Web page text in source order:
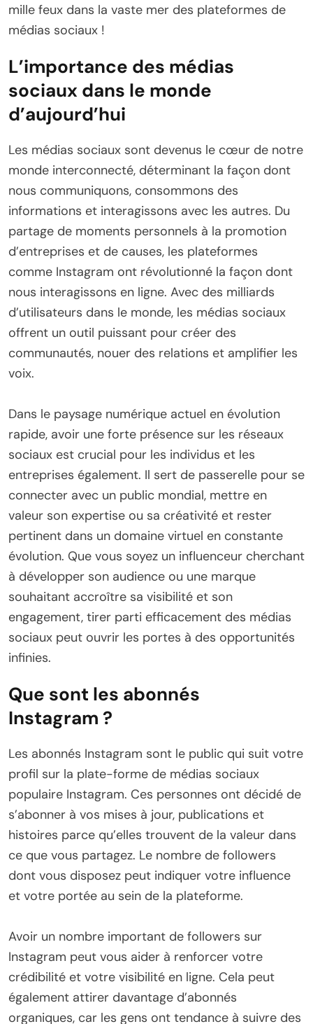
mille feux dans la vaste mer des plateformes de
médias sociaux !
L’importance des médias
sociaux dans le monde
d’aujourd’hui
Les médias sociaux sont devenus le cœur de notre
monde interconnecté, déterminant la façon dont
nous communiquons, consommons des
informations et interagissons avec les autres. Du
partage de moments personnels à la promotion
d’entreprises et de causes, les plateformes
comme Instagram ont révolutionné la façon dont
nous interagissons en ligne. Avec des milliards
d’utilisateurs dans le monde, les médias sociaux
offrent un outil puissant pour créer des
communautés, nouer des relations et amplifier les
voix.
Dans le paysage numérique actuel en évolution
rapide, avoir une forte présence sur les réseaux
sociaux est crucial pour les individus et les
entreprises également. Il sert de passerelle pour se
connecter avec un public mondial, mettre en
valeur son expertise ou sa créativité et rester
pertinent dans un domaine virtuel en constante
évolution. Que vous soyez un influenceur cherchant
à développer son audience ou une marque
souhaitant accroître sa visibilité et son
engagement, tirer parti efficacement des médias
sociaux peut ouvrir les portes à des opportunités
infinies.
Que sont les abonnés
Instagram ?
Les abonnés Instagram sont le public qui suit votre
profil sur la plate-forme de médias sociaux
populaire Instagram. Ces personnes ont décidé de
s’abonner à vos mises à jour, publications et
histoires parce qu’elles trouvent de la valeur dans
ce que vous partagez. Le nombre de followers
dont vous disposez peut indiquer votre influence
et votre portée au sein de la plateforme.
Avoir un nombre important de followers sur
Instagram peut vous aider à renforcer votre
crédibilité et votre visibilité en ligne. Cela peut
également attirer davantage d’abonnés
organiques, car les gens ont tendance à suivre des